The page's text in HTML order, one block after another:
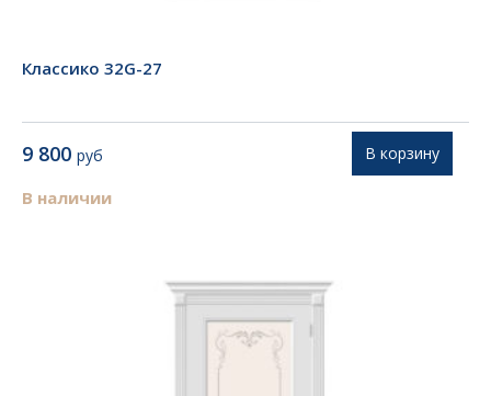
Классико 32G-27
9 800 руб
В наличии
В корзину